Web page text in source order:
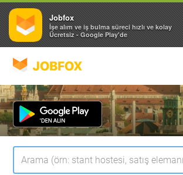
JOBFOX
Jobfox
İşe alım ve iş bulma süreci hızlı ve kolay
Ücretsiz - Google Play'de